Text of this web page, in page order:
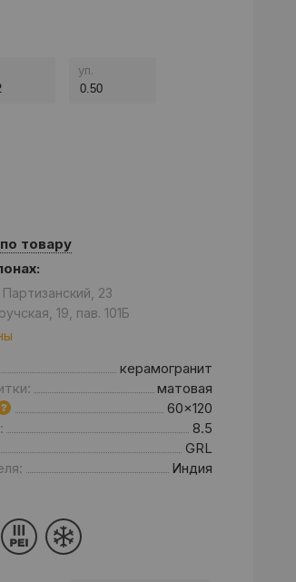
уп.
товару
23
19, пав. 101Б
керамогранит
матовая
60x120
8.5
GRL
Индия